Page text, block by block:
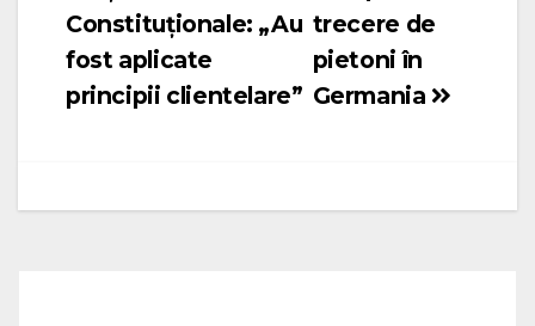
trecere de
pietoni în
Germania
Constituționale: „Au
fost aplicate
principii clientelare”